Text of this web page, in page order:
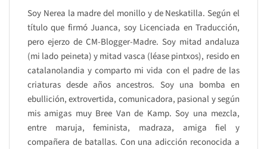
Soy Nerea la madre del monillo y de Neskatilla. Según el
título que firmó Juanca, soy Licenciada en Traducción,
pero ejerzo de CM-Blogger-Madre. Soy mitad andaluza
(mi lado peineta) y mitad vasca (léase pintxos), resido en
catalanolandia y comparto mi vida con el padre de las
criaturas desde años ancestros. Soy una bomba en
ebullición, extrovertida, comunicadora, pasional y según
mis amigas muy Bree Van de Kamp. Soy una mezcla,
entre maruja, feminista, madraza, amiga fiel y
compañera de batallas. Con una adicción reconocida a